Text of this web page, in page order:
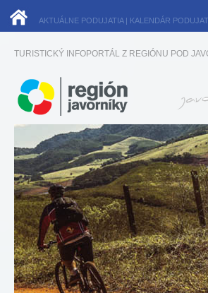
AKTUÁLNE PODUJATIA| KALENDÁR
TURISTICKÝ INFOPORTÁL Z REGIÓNU POD